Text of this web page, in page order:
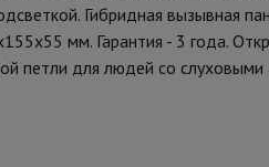
Гибридная вызывная
мм. Гарантия - 3 года.
петли для людей со слуховыми